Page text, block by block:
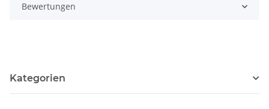
Bewertungen
Kategorien